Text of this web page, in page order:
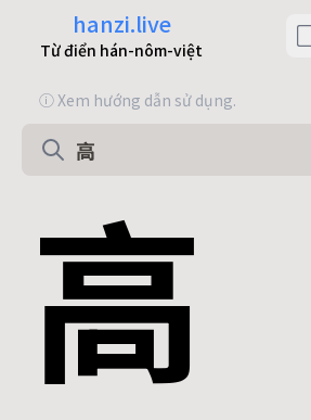
hanzi.live
Từ điển hán-nôm-việt
ⓘ Xem hướng dẫn sử dụng.
高